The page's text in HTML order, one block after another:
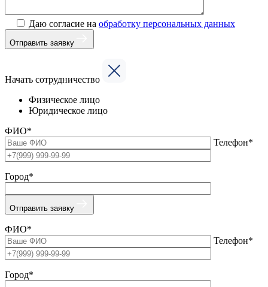
Даю согласие на обработку персональных данных
Отправить заявку
Начать сотрудничество
Физическое лицо
Юридическое лицо
ФИО*
Телефон*
Город*
Отправить заявку
ФИО*
Телефон*
Город*